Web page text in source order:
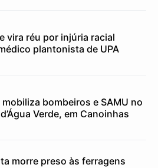
vira réu por injúria racial
plantonista de UPA
bombeiros e SAMU no
Verde, em Canoinhas
morre preso às ferragens